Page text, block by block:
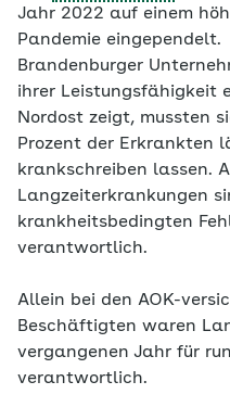
Jahr 2022 auf einem
Pandemie
Brandenburger
ihrer Leistungsfähigkeit
Nordost zeigt, mussten
Prozent der Erkrankten
krankschreiben lassen.
Langzeiterkrankungen
krankheitsbedingten
verantwortlich.
Allein bei den AOK-
Beschäftigten waren
vergangenen Jahr für
verantwortlich.